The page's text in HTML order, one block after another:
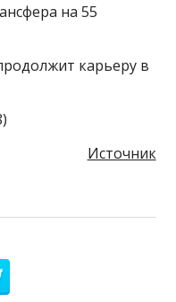
на 55
карьеру в
Источник